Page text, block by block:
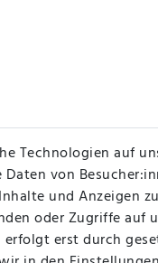
Technologien auf
von
und Anzeigen
oder Zugriffe auf
erst durch